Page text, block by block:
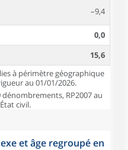
–9,4
0,0
15,6
à périmètre géographique
au 01/01/2026.
dénombrements, RP2007 au
civil.
et âge regroupé en